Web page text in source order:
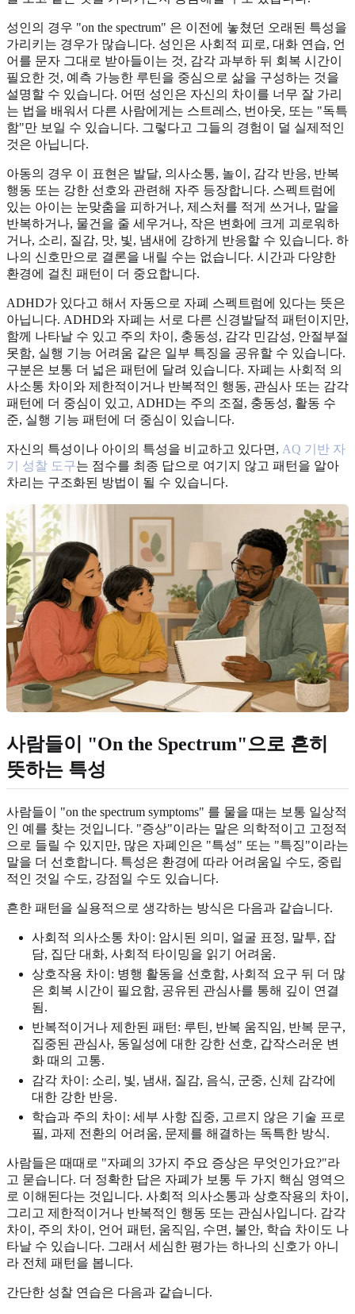
성인의 경우 "on the spectrum" 은 이전에 놓쳤던 오래된 특성을
가리키는 경우가 많습니다. 성인은 사회적 피로, 대화 연습, 언
어를 문자 그대로 받아들이는 것, 감각 과부하 뒤 회복 시간이
필요한 것, 예측 가능한 루틴을 중심으로 삶을 구성하는 것을
설명할 수 있습니다. 어떤 성인은 자신의 차이를 너무 잘 가리
는 법을 배워서 다른 사람에게는 스트레스, 번아웃, 또는 "독특
함"만 보일 수 있습니다. 그렇다고 그들의 경험이 덜 실제적인
것은 아닙니다.
아동의 경우 이 표현은 발달, 의사소통, 놀이, 감각 반응, 반복
행동 또는 강한 선호와 관련해 자주 등장합니다. 스펙트럼에
있는 아이는 눈맞춤을 피하거나, 제스처를 적게 쓰거나, 말을
반복하거나, 물건을 줄 세우거나, 작은 변화에 크게 괴로워하
거나, 소리, 질감, 맛, 빛, 냄새에 강하게 반응할 수 있습니다. 하
나의 신호만으로 결론을 내릴 수는 없습니다. 시간과 다양한
환경에 걸친 패턴이 더 중요합니다.
ADHD가 있다고 해서 자동으로 자폐 스펙트럼에 있다는 뜻은
아닙니다. ADHD와 자폐는 서로 다른 신경발달적 패턴이지만,
함께 나타날 수 있고 주의 차이, 충동성, 감각 민감성, 안절부절
못함, 실행 기능 어려움 같은 일부 특징을 공유할 수 있습니다.
구분은 보통 더 넓은 패턴에 달려 있습니다. 자폐는 사회적 의
사소통 차이와 제한적이거나 반복적인 행동, 관심사 또는 감각
패턴에 더 중심이 있고, ADHD는 주의 조절, 충동성, 활동 수
준, 실행 기능 패턴에 더 중심이 있습니다.
자신의 특성이나 아이의 특성을 비교하고 있다면, AQ 기반 자
기 성찰 도구는 점수를 최종 답으로 여기지 않고 패턴을 알아
차리는 구조화된 방법이 될 수 있습니다.
사람들이 "On the Spectrum"으로 흔히
뜻하는 특성
사람들이 "on the spectrum symptoms" 를 물을 때는 보통 일상적
인 예를 찾는 것입니다. "증상"이라는 말은 의학적이고 고정적
으로 들릴 수 있지만, 많은 자폐인은 "특성" 또는 "특징"이라는
말을 더 선호합니다. 특성은 환경에 따라 어려움일 수도, 중립
적인 것일 수도, 강점일 수도 있습니다.
흔한 패턴을 실용적으로 생각하는 방식은 다음과 같습니다.
사회적 의사소통 차이: 암시된 의미, 얼굴 표정, 말투, 잡
담, 집단 대화, 사회적 타이밍을 읽기 어려움.
상호작용 차이: 병행 활동을 선호함, 사회적 요구 뒤 더 많
은 회복 시간이 필요함, 공유된 관심사를 통해 깊이 연결
됨.
반복적이거나 제한된 패턴: 루틴, 반복 움직임, 반복 문구,
집중된 관심사, 동일성에 대한 강한 선호, 갑작스러운 변
화 때의 고통.
감각 차이: 소리, 빛, 냄새, 질감, 음식, 군중, 신체 감각에
대한 강한 반응.
학습과 주의 차이: 세부 사항 집중, 고르지 않은 기술 프로
필, 과제 전환의 어려움, 문제를 해결하는 독특한 방식.
사람들은 때때로 "자폐의 3가지 주요 증상은 무엇인가요?"라
고 묻습니다. 더 정확한 답은 자폐가 보통 두 가지 핵심 영역으
로 이해된다는 것입니다. 사회적 의사소통과 상호작용의 차이,
그리고 제한적이거나 반복적인 행동 또는 관심사입니다. 감각
차이, 주의 차이, 언어 패턴, 움직임, 수면, 불안, 학습 차이도 나
타날 수 있습니다. 그래서 세심한 평가는 하나의 신호가 아니
라 전체 패턴을 봅니다.
간단한 성찰 연습은 다음과 같습니다.